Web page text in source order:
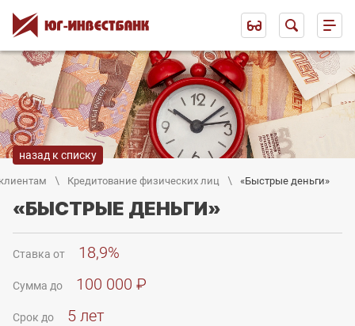
Кредитование физических лиц «Быстрые деньги»
назад к списку
«БЫСТРЫЕ ДЕНЬГИ»
Ставка от 18,9%
Сумма до 100 000 ₽
Срок до 5 лет